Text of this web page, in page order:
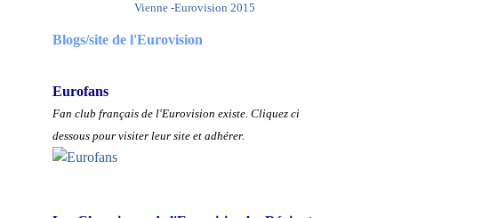
Vienne -Eurovision 2015
Blogs/site de l'Eurovision
Eurofans
Fan club français de l'Eurovision existe. Cliquez ci
dessous pour visiter leur site et adhérer.